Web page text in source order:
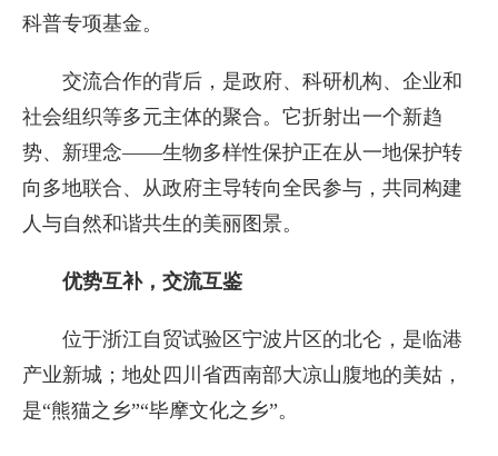
科普专项基金。
交流合作的背后，是政府、科研机构、企业和
社会组织等多元主体的聚合。它折射出一个新趋
势、新理念——生物多样性保护正在从一地保护转
向多地联合、从政府主导转向全民参与，共同构建
人与自然和谐共生的美丽图景。
优势互补，交流互鉴
位于浙江自贸试验区宁波片区的北仑，是临港
产业新城；地处四川省西南部大凉山腹地的美姑，
是“熊猫之乡”“毕摩文化之乡”。